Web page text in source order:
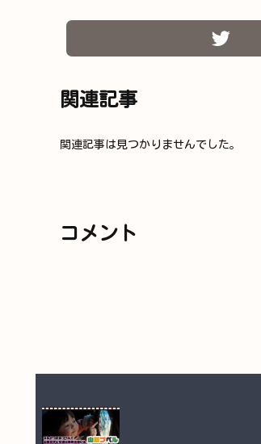
関連記事
関連記事は見つかりませんでした。
コメント